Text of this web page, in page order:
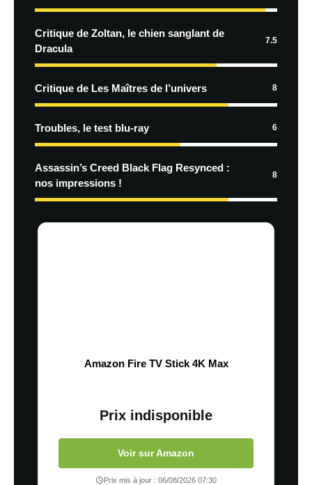
Critique de Zoltan, le chien sanglant de
Dracula
7.5
Critique de Les Maîtres de l’univers 8
Troubles, le test blu-ray 6
Assassin’s Creed Black Flag Resynced :
nos impressions !
8
Amazon Fire TV Stick 4K Max
Prix indisponible
Voir sur Amazon
Prix mis à jour : 06/08/2026 07:30